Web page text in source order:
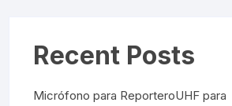
Recent Posts
Micrófono para ReporteroUHF para